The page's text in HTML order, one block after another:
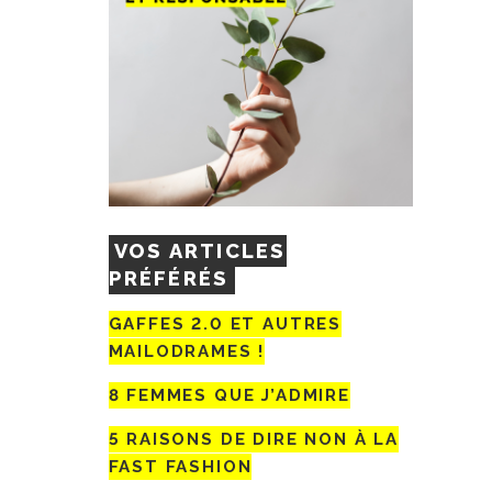
VOS ARTICLES
PRÉFÉRÉS
GAFFES 2.0 ET AUTRES
MAILODRAMES !
8 FEMMES QUE J’ADMIRE
5 RAISONS DE DIRE NON À LA
FAST FASHION